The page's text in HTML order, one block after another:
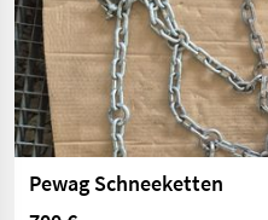
Pewag Schneeketten